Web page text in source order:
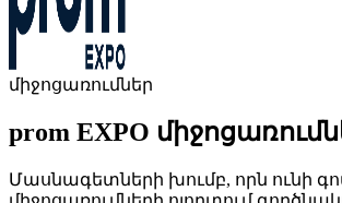
միջոցառումներ
prom EXPO
Մասնագետների խումբ, որն ունի